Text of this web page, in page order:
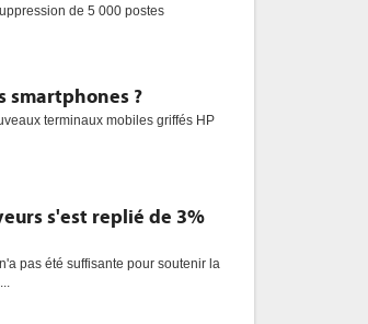
de 5 000 postes
smartphones ?
terminaux mobiles griffés HP
s'est replié de 3%
pas été suffisante pour soutenir la